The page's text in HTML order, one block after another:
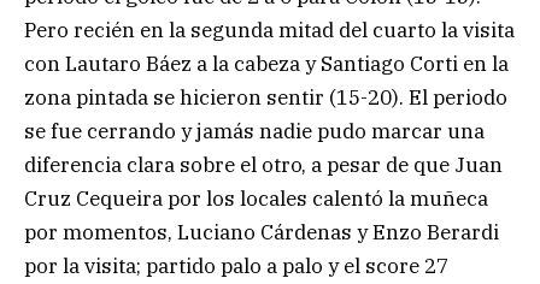
Pero recién en la segunda mitad del cuarto la visita
con Lautaro Báez a la cabeza y Santiago Corti en la
zona pintada se hicieron sentir (15-20). El periodo
se fue cerrando y jamás nadie pudo marcar una
diferencia clara sobre el otro, a pesar de que Juan
Cruz Cequeira por los locales calentó la muñeca
por momentos, Luciano Cárdenas y Enzo Berardi
por la visita; partido palo a palo y el score 27